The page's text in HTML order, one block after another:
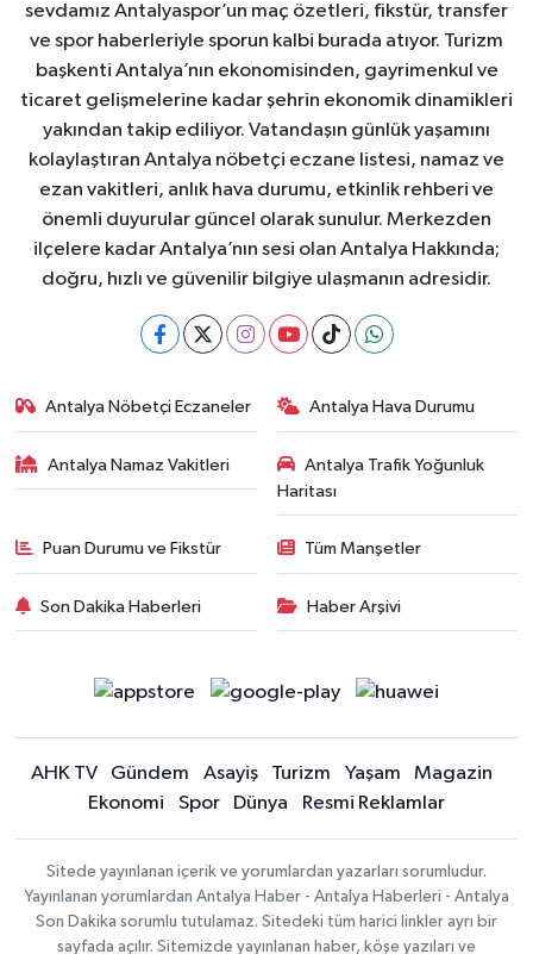
sevdamız Antalyaspor’un maç özetleri, fikstür, transfer
ve spor haberleriyle sporun kalbi burada atıyor. Turizm
başkenti Antalya’nın ekonomisinden, gayrimenkul ve
ticaret gelişmelerine kadar şehrin ekonomik dinamikleri
yakından takip ediliyor. Vatandaşın günlük yaşamını
kolaylaştıran Antalya nöbetçi eczane listesi, namaz ve
ezan vakitleri, anlık hava durumu, etkinlik rehberi ve
önemli duyurular güncel olarak sunulur. Merkezden
ilçelere kadar Antalya’nın sesi olan Antalya Hakkında;
doğru, hızlı ve güvenilir bilgiye ulaşmanın adresidir.
Antalya Nöbetçi Eczaneler Antalya Hava Durumu
Antalya Namaz Vakitleri
Antalya Trafik Yoğunluk
Haritası
Puan Durumu ve Fikstür Tüm Manşetler
Son Dakika Haberleri Haber Arşivi
AHK TV Gündem Asayiş Turizm Yaşam
Magazin
Ekonomi
Spor Dünya Resmi Reklamlar
Sitede yayınlanan içerik ve yorumlardan yazarları sorumludur.
Yayınlanan yorumlardan Antalya Haber - Antalya Haberleri - Antalya
Son Dakika sorumlu tutulamaz. Sitedeki tüm harici linkler ayrı bir
sayfada açılır. Sitemizde yayınlanan haber, köşe yazıları ve